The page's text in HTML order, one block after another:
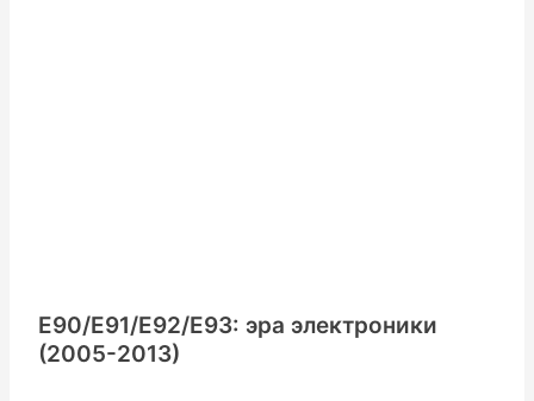
E90/E91/E92/E93: эра электроники
(2005-2013)